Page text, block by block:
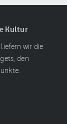
Kultur
wir die
den